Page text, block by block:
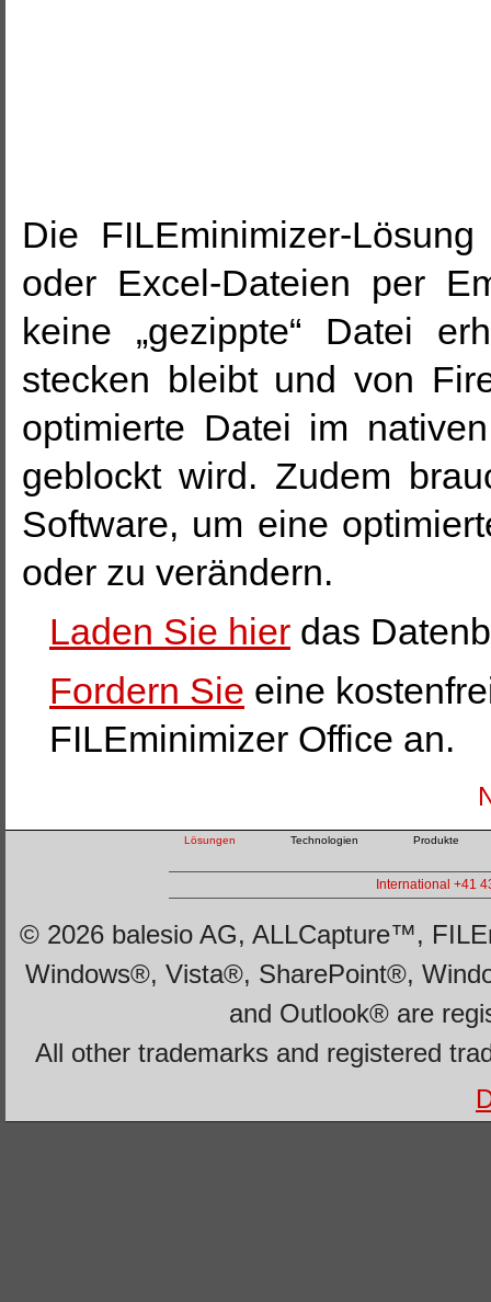
Die FILEminimizer-
oder Excel-Dateien per
keine „gezippte“ Datei
stecken bleibt und von
optimierte Datei im
geblockt wird. Zudem
Software, um eine
oder zu verändern.
Laden Sie hier das
Fordern Sie eine
FILEminimizer Office an.
Lösungen Technologien Produkte
International +41
© 2026 balesio AG, ALLCapture™,
Windows®, Vista®, SharePoint®,
and Outlook® are
All other trademarks and registered